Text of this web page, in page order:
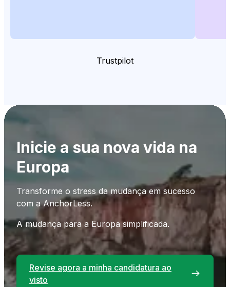
Trustpilot
Inicie a sua nova vida na
Europa
Transforme o stress da mudança em sucesso
com a AnchorLess.
A mudança para a Europa simplificada.
Revise agora a minha candidatura ao
visto